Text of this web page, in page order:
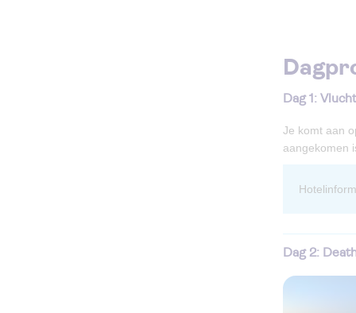
Dag 1:
Je komt aan
aangekomen
Dag 2: